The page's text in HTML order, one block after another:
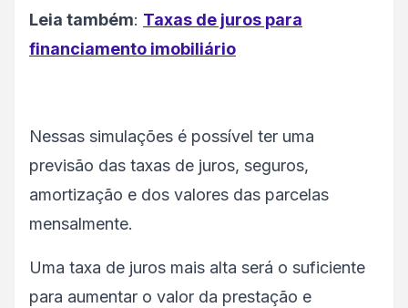
Leia também: Taxas de juros para
financiamento imobiliário
Nessas simulações é possível ter uma
previsão das taxas de juros, seguros,
amortização e dos valores das parcelas
mensalmente.
Uma taxa de juros mais alta será o suficiente
para aumentar o valor da prestação e